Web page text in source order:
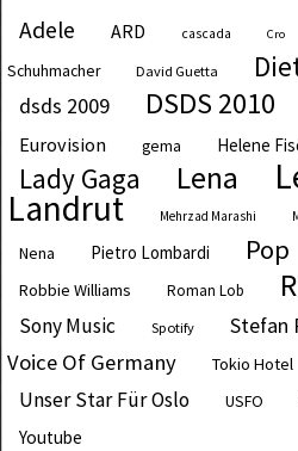
Adele ARD cascada Cro
Schuhmacher
David Guetta
dsds 2009 DSDS 2010
Eurovision gema Helene
Lady Gaga Lena
Landrut Mehrzad Marashi
Nena Pietro Lombardi Pop
Robbie Williams Roman Lob
Sony Music Spotify Stefan
Voice Of Germany
Tokio Hotel
Unser Star Für Oslo USFO
Youtube